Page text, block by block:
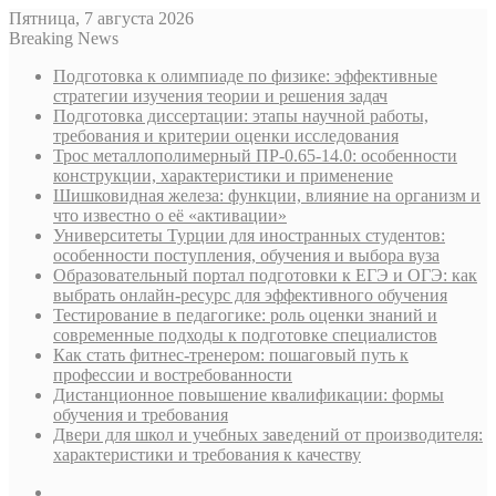
Пятница, 7 августа 2026
Breaking News
Подготовка к олимпиаде по физике: эффективные
стратегии изучения теории и решения задач
Подготовка диссертации: этапы научной работы,
требования и критерии оценки исследования
Трос металлополимерный ПР-0.65-14.0: особенности
конструкции, характеристики и применение
Шишковидная железа: функции, влияние на организм и
что известно о её «активации»
Университеты Турции для иностранных студентов:
особенности поступления, обучения и выбора вуза
Образовательный портал подготовки к ЕГЭ и ОГЭ: как
выбрать онлайн-ресурс для эффективного обучения
Тестирование в педагогике: роль оценки знаний и
современные подходы к подготовке специалистов
Как стать фитнес-тренером: пошаговый путь к
профессии и востребованности
Дистанционное повышение квалификации: формы
обучения и требования
Двери для школ и учебных заведений от производителя:
характеристики и требования к качеству